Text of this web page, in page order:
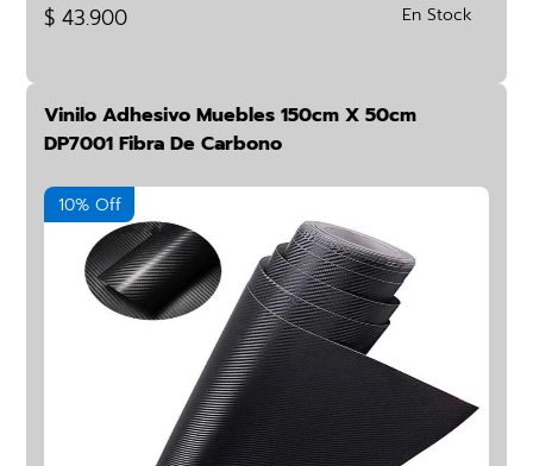
$ 43.900
En Stock
Vinilo Adhesivo Muebles 150cm X 50cm
DP7001 Fibra De Carbono
10% Off